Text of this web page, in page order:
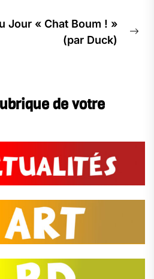
Jour « Chat Boum ! »
(par Duck)
de votre